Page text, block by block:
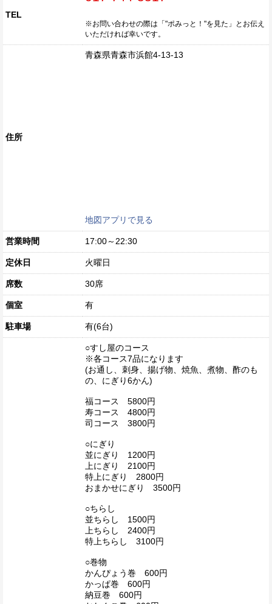
TEL
※お問い合わせの際は「"ポみっと！"を見た」とお伝え
いただければ幸いです。
住所
青森県青森市浜館4-13-13
地図アプリで見る
営業時間 17:00～22:30
定休日 火曜日
席数 30席
個室 有
駐車場 有(6台)
○すし屋のコース
※各コース7品になります
(お通し、刺身、揚げ物、焼魚、煮物、酢のも
の、にぎり6かん)
福コース 5800円
寿コース 4800円
司コース 3800円
○にぎり
並にぎり 1200円
上にぎり 2100円
特上にぎり 2800円
おまかせにぎり 3500円
○ちらし
並ちらし 1500円
上ちらし 2400円
特上ちらし 3100円
○巻物
かんぴょう巻 600円
かっぱ巻 600円
納豆巻 600円